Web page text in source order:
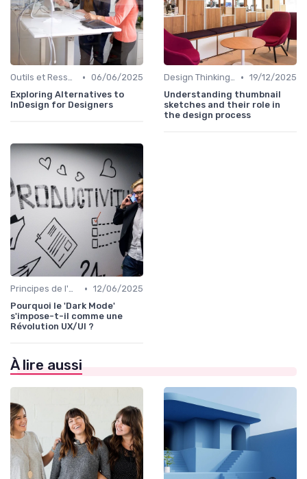
Outils et Ressources pour UX/UI Designers • 06/06/2025
Exploring Alternatives to
InDesign for Designers
Design Thinking et Stratégies UX • 19/12/2025
Understanding thumbnail
sketches and their role in
the design process
Principes de l'UX Design • 12/06/2025
Pourquoi le 'Dark Mode'
s'impose-t-il comme une
Révolution UX/UI ?
À lire aussi